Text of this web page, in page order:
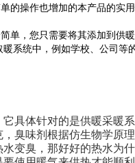
的操作也增加的本产品的实
单，您只需要将其添加到
暖系统中，例如学校、公司
具体针对的是供暖采暖
臭味剂根据仿生物学原
变臭，那好好的热水为